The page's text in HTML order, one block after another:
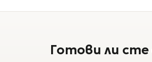
Готови ли сте